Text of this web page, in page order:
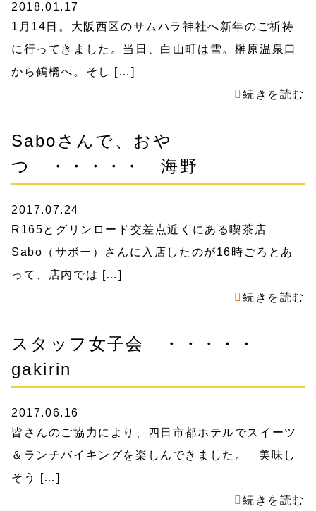
2018.01.17
1月14日。大阪西区のサムハラ神社へ新年のご祈祷
に行ってきました。当日、白山町は雪。榊原温泉口
から鶴橋へ。そし […]
続きを読む
Saboさんで、おや
つ ・・・・・ 海野
2017.07.24
R165とグリンロード交差点近くにある喫茶店
Sabo（サボー）さんに入店したのが16時ごろとあ
って、店内では […]
続きを読む
スタッフ女子会 ・・・・・
gakirin
2017.06.16
皆さんのご協力により、四日市都ホテルでスイーツ
＆ランチバイキングを楽しんできました。 美味し
そう […]
続きを読む